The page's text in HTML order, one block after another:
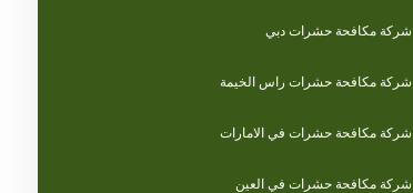
شركة مكافحة حشرات دبي
شركة مكافحة حشرات راس الخيمة
شركة مكافحة حشرات في الامارات
شركة مكافحة حشرات في العين